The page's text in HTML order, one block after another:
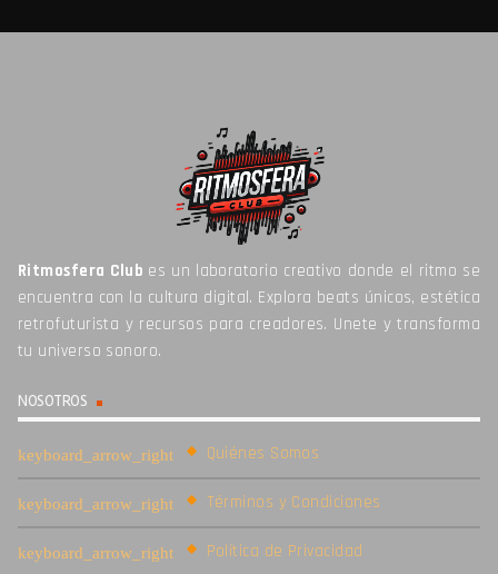
Ritmosfera Club es un laboratorio creativo donde el ritmo se
encuentra con la cultura digital. Explora beats únicos, estética
retrofuturista y recursos para creadores. Unete y transforma
tu universo sonoro.
NOSOTROS
Quiénes Somos
Términos y Condiciones
Política de Privacidad